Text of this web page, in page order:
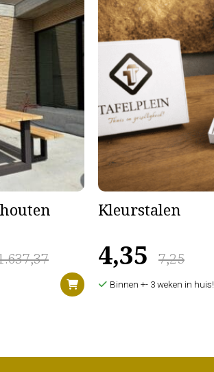
Kleurstalen
7,25
4,35
Binnen +- 3 weken in huis!